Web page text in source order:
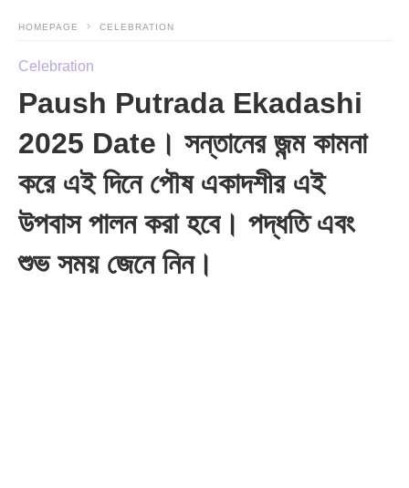
HOMEPAGE CELEBRATION
Celebration
Paush Putrada Ekadashi
2025 Date। সন্তানের জন্ম কামনা
করে এই দিনে পৌষ একাদশীর এই
উপবাস পালন করা হবে। পদ্ধতি এবং
শুভ সময় জেনে নিন।